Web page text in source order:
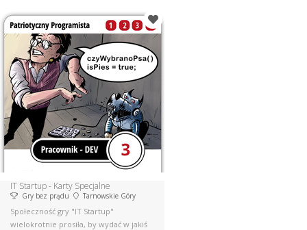
IT Startup - Karty Specjalne
Gry bez prądu Tarnowskie Góry
Społeczność gry "IT Startup"
wielokrotnie prosiła, by wydać w jakiś